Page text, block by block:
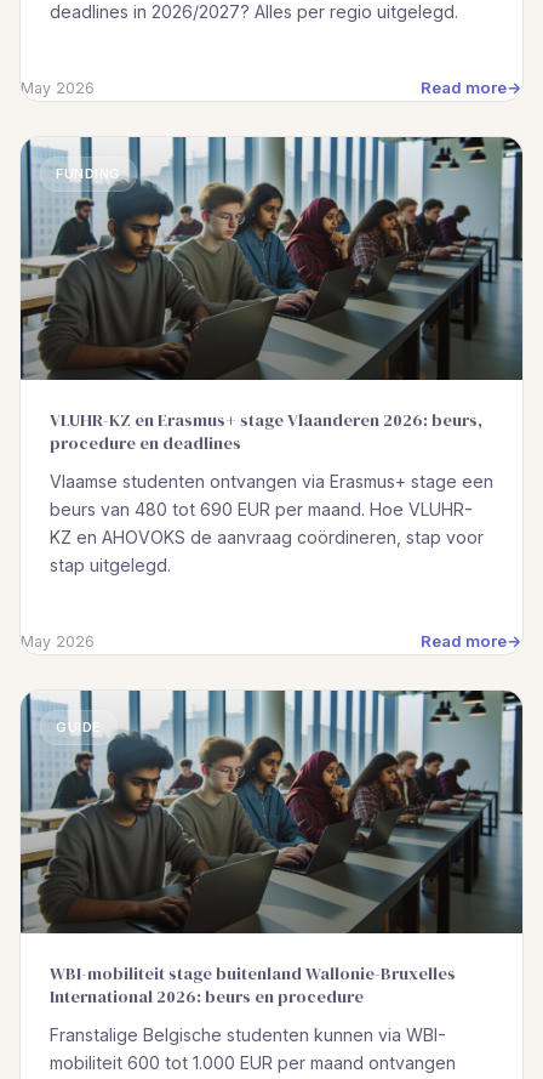
deadlines in 2026/2027? Alles per regio uitgelegd.
May 2026 Read more
FUNDING
VLUHR-KZ en Erasmus+ stage Vlaanderen 2026: beurs,
procedure en deadlines
Vlaamse studenten ontvangen via Erasmus+ stage een
beurs van 480 tot 690 EUR per maand. Hoe VLUHR-
KZ en AHOVOKS de aanvraag coördineren, stap voor
stap uitgelegd.
May 2026 Read more
GUIDE
WBI-mobiliteit stage buitenland Wallonie-Bruxelles
International 2026: beurs en procedure
Franstalige Belgische studenten kunnen via WBI-
mobiliteit 600 tot 1.000 EUR per maand ontvangen